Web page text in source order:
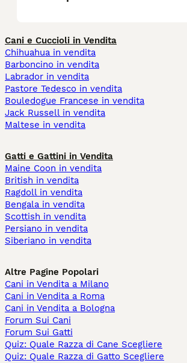
Cani e Cuccioli in Vendita
Chihuahua in vendita
Barboncino in vendita
Labrador in vendita
Pastore Tedesco in vendita
Bouledogue Francese in vendita
Jack Russell in vendita
Maltese in vendita
Gatti e Gattini in Vendita
Maine Coon in vendita
British in vendita
Ragdoll in vendita
Bengala in vendita
Scottish in vendita
Persiano in vendita
Siberiano in vendita
Altre Pagine Popolari
Cani in Vendita a Milano
Cani in Vendita a Roma
Cani in Vendita a Bologna
Forum Sui Cani
Forum Sui Gatti
Quiz: Quale Razza di Cane Scegliere
Quiz: Quale Razza di Gatto Scegliere